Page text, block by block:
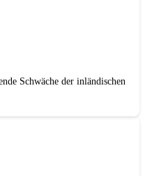
Schwäche der inländischen